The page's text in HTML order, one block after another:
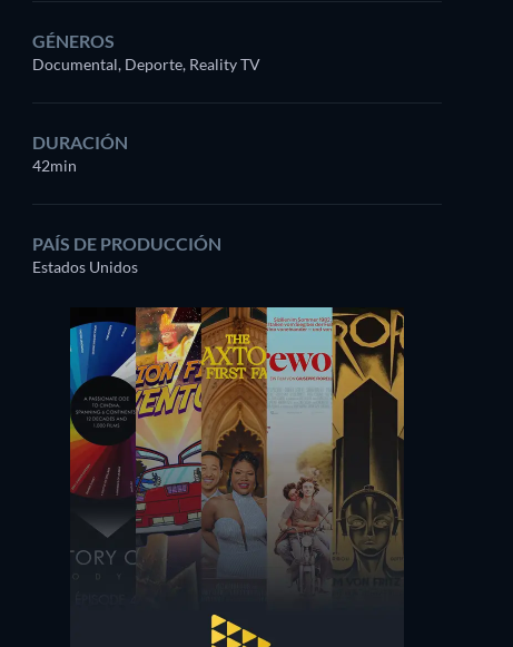
GÉNEROS
Documental, Deporte, Reality TV
DURACIÓN
42min
PAÍS DE PRODUCCIÓN
Estados Unidos